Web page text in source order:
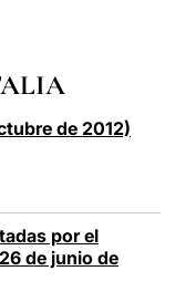
de 2012)
por el
de junio de